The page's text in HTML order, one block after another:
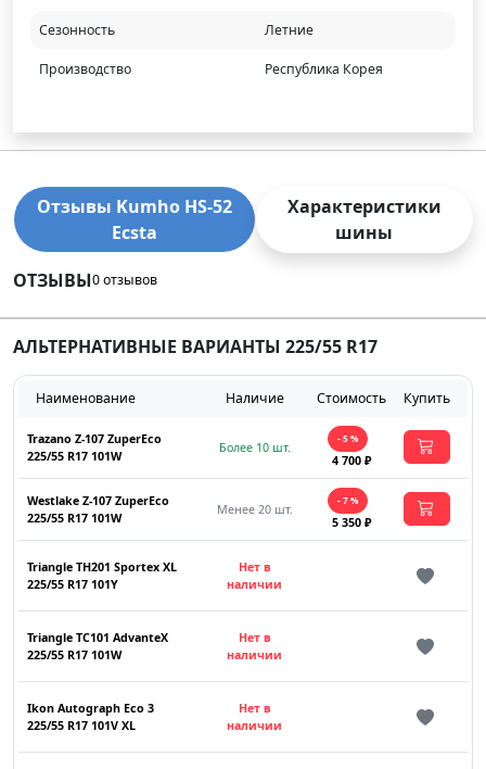
Сезонность Летние
Производство Республика Корея
Отзывы Kumho HS-52
Ecsta
Характеристики
шины
ОТЗЫВЫ0 отзывов
АЛЬТЕРНАТИВНЫЕ ВАРИАНТЫ 225/55 R17
Наименование Наличие Стоимость Купить
Trazano Z-107 ZuperEco
225/55 R17 101W
Более 10 шт.
- 5 %
4 700 ₽
Westlake Z-107 ZuperEco
225/55 R17 101W
Менее 20 шт.
- 7 %
5 350 ₽
Triangle TH201 Sportex XL
225/55 R17 101Y
Нет в
наличии
Triangle TC101 AdvanteX
225/55 R17 101W
Нет в
наличии
Ikon Autograph Eco 3
225/55 R17 101V XL
Нет в
наличии